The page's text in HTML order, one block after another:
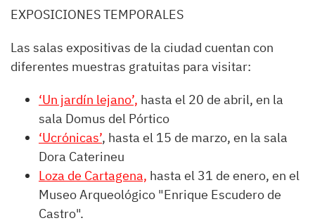
EXPOSICIONES TEMPORALES
Las salas expositivas de la ciudad cuentan con
diferentes muestras gratuitas para visitar:
‘Un jardín lejano’, hasta el 20 de abril, en la
sala Domus del Pórtico
‘Ucrónicas’, hasta el 15 de marzo, en la sala
Dora Caterineu
Loza de Cartagena, hasta el 31 de enero, en el
Museo Arqueológico "Enrique Escudero de
Castro".